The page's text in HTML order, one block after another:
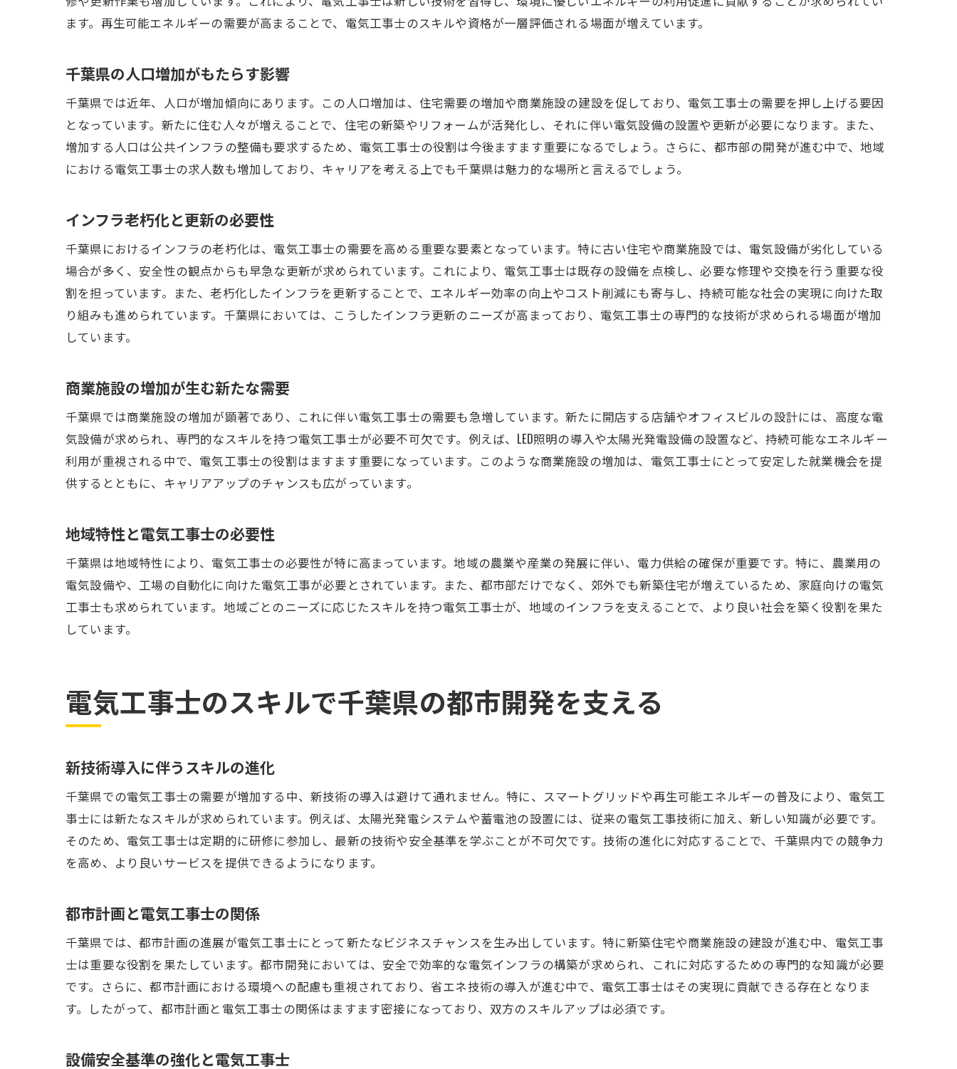
エネルギー政策と電気工事士の未来
住宅市場の拡大と電気工事士の役割
安全性と快適性を確保する技術
建設工期短縮と効率的な施工
スマートホーム技術の導入
電気工事士が千葉県のインフラ整備に果たす役割
公共インフラの電気設備更新
交通システムと電気工事士の関係
地域社会の安全を支える技術
千葉県での電気工事士のキャリアパスを探る
資格取得から始めるキャリア形成
現場経験がもたらすスキル向上
地域社会に貢献するキャリア設計
需要増加する中で電気工事士が直面する課題
顧客ニーズの多様化とサービス提供
ネットワーク構築と地域連携
最新技術の習得と活用方法
顧客満足度を高めるサービス戦略
市場動向の理解とビジネス展開
ます。再生可能エネルギーの需要が高まることで、電気工事士のスキルや資格が一層評価される場面が増えています。
千葉県の人口増加がもたらす影響
千葉県では近年、人口が増加傾向にあります。この人口増加は、住宅需要の増加や商業施設の建設を促しており、電気工事士の需要を押し上げる要因
となっています。新たに住む人々が増えることで、住宅の新築やリフォームが活発化し、それに伴い電気設備の設置や更新が必要になります。また、
増加する人口は公共インフラの整備も要求するため、電気工事士の役割は今後ますます重要になるでしょう。さらに、都市部の開発が進む中で、地域
における電気工事士の求人数も増加しており、キャリアを考える上でも千葉県は魅力的な場所と言えるでしょう。
インフラ老朽化と更新の必要性
千葉県におけるインフラの老朽化は、電気工事士の需要を高める重要な要素となっています。特に古い住宅や商業施設では、電気設備が劣化している
場合が多く、安全性の観点からも早急な更新が求められています。これにより、電気工事士は既存の設備を点検し、必要な修理や交換を行う重要な役
割を担っています。また、老朽化したインフラを更新することで、エネルギー効率の向上やコスト削減にも寄与し、持続可能な社会の実現に向けた取
り組みも進められています。千葉県においては、こうしたインフラ更新のニーズが高まっており、電気工事士の専門的な技術が求められる場面が増加
しています。
商業施設の増加が生む新たな需要
千葉県では商業施設の増加が顕著であり、これに伴い電気工事士の需要も急増しています。新たに開店する店舗やオフィスビルの設計には、高度な電
気設備が求められ、専門的なスキルを持つ電気工事士が必要不可欠です。例えば、LED照明の導入や太陽光発電設備の設置など、持続可能なエネルギー
利用が重視される中で、電気工事士の役割はますます重要になっています。このような商業施設の増加は、電気工事士にとって安定した就業機会を提
供するとともに、キャリアアップのチャンスも広がっています。
地域特性と電気工事士の必要性
千葉県は地域特性により、電気工事士の必要性が特に高まっています。地域の農業や産業の発展に伴い、電力供給の確保が重要です。特に、農業用の
電気設備や、工場の自動化に向けた電気工事が必要とされています。また、都市部だけでなく、郊外でも新築住宅が増えているため、家庭向けの電気
工事士も求められています。地域ごとのニーズに応じたスキルを持つ電気工事士が、地域のインフラを支えることで、より良い社会を築く役割を果た
しています。
電気工事士のスキルで千葉県の都市開発を支える
新技術導入に伴うスキルの進化
千葉県での電気工事士の需要が増加する中、新技術の導入は避けて通れません。特に、スマートグリッドや再生可能エネルギーの普及により、電気工
事士には新たなスキルが求められています。例えば、太陽光発電システムや蓄電池の設置には、従来の電気工事技術に加え、新しい知識が必要です。
そのため、電気工事士は定期的に研修に参加し、最新の技術や安全基準を学ぶことが不可欠です。技術の進化に対応することで、千葉県内での競争力
を高め、より良いサービスを提供できるようになります。
都市計画と電気工事士の関係
千葉県では、都市計画の進展が電気工事士にとって新たなビジネスチャンスを生み出しています。特に新築住宅や商業施設の建設が進む中、電気工事
士は重要な役割を果たしています。都市開発においては、安全で効率的な電気インフラの構築が求められ、これに対応するための専門的な知識が必要
です。さらに、都市計画における環境への配慮も重視されており、省エネ技術の導入が進む中で、電気工事士はその実現に貢献できる存在となりま
す。したがって、都市計画と電気工事士の関係はますます密接になっており、双方のスキルアップは必須です。
設備安全基準の強化と電気工事士